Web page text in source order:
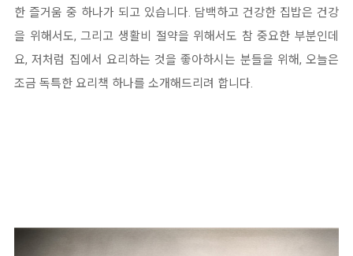
한 즐거움 중 하나가 되고 있습니다. 담백하고 건강한 집밥은 건강
을 위해서도, 그리고 생활비 절약을 위해서도 참 중요한 부분인데
요, 저처럼 집에서 요리하는 것을 좋아하시는 분들을 위해, 오늘은
조금 독특한 요리책 하나를 소개해드리려 합니다.